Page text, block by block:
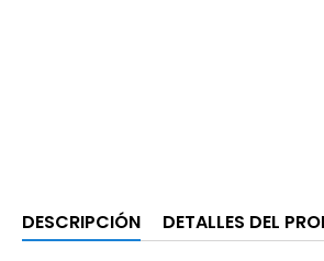
DESCRIPCIÓN DETALLES DEL